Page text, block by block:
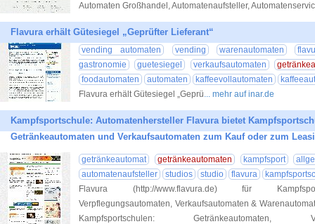
Automaten Großhandel, Automatenaufsteller,
Flavura erhält Gütesiegel „Geprüfter Lieferant“
vending automaten vending warenautomaten
gastronomie
guetesiegel verkaufsautomaten
foodautomaten
automaten kaffeevollautomaten
Flavura erhält Gütesiegel „Geprü... mehr auf inar.de
Kampfsportschule: Automatenhersteller Flavura bietet
Getränkeautomaten und Verkaufsautomaten zum Kauf oder zum
getränkeautomat getränkeautomaten kampfsport
automatenaufsteller
studios studio flavura
Flavura (http://www.flavura.de) für
Verpflegungsautomaten, Verkaufsautomaten &
Kampfsportschulen: Getränkeautomaten,